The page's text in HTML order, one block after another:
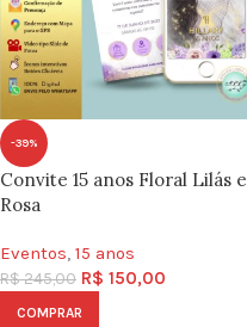
-39%
Convite 15 anos Floral Lilás e
Rosa
Eventos, 15 anos
R$245,00 R$ 150,00
COMPRAR